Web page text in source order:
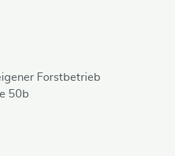
Forstbetrieb
50b